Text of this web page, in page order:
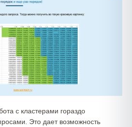
с кластерами гораздо
Это дает возможность